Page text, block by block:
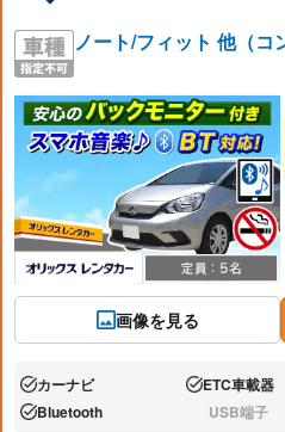
ノート/フィット 他（コ
画像を見る
あり:カーナビ あり:ETC車載器
あり:Bluetooth なし:USB端子